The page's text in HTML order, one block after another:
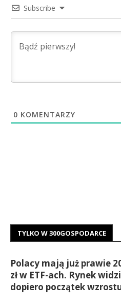
Subscribe
0 KOMENTARZY
TYLKO W 300GOSPODARCE
Polacy mają już prawie
zł w ETF-ach. Rynek widzi
dopiero początek